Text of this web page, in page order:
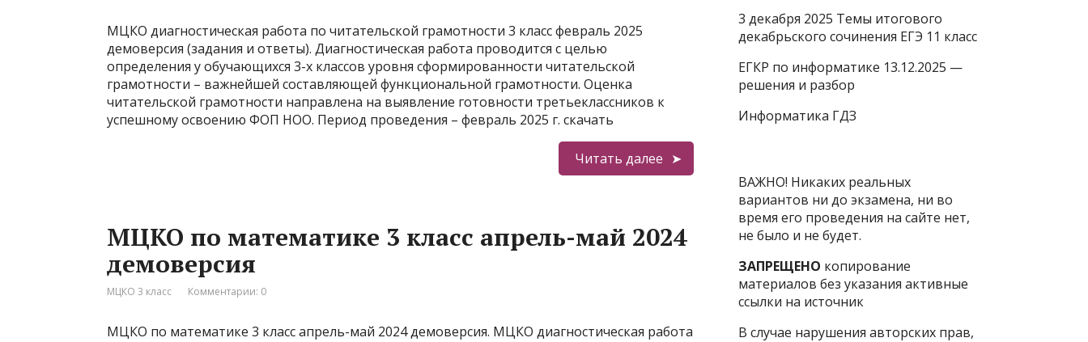
МЦКО диагностическая работа по читательской грамотности 3 класс февраль 2025
демоверсия (задания и ответы). Диагностическая работа проводится с целью
определения у обучающихся 3-х классов уровня сформированности читательской
грамотности – важнейшей составляющей функциональной грамотности. Оценка
читательской грамотности направлена на выявление готовности третьеклассников к
успешному освоению ФОП НОО. Период проведения – февраль 2025 г. скачать
Читать далее
МЦКО по математике 3 класс апрель-май 2024
демоверсия
МЦКО 3 класс Комментарии: 0
МЦКО по математике 3 класс апрель-май 2024 демоверсия. МЦКО диагностическая работа
3 декабря 2025 Темы итогового
декабрьского сочинения ЕГЭ 11 класс
ЕГКР по информатике 13.12.2025 —
решения и разбор
Информатика ГДЗ
ВАЖНО! Никаких реальных
вариантов ни до экзамена, ни во
время его проведения на сайте нет,
не было и не будет.
ЗАПРЕЩЕНО копирование
материалов без указания активные
ссылки на источник
В случае нарушения авторских прав,